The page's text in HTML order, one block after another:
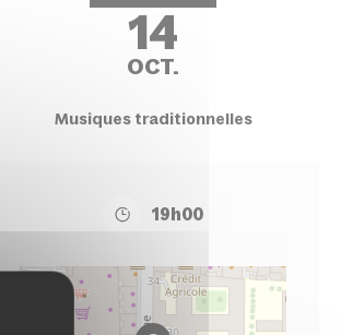
14
OCT.
Musiques traditionnelles
19h00